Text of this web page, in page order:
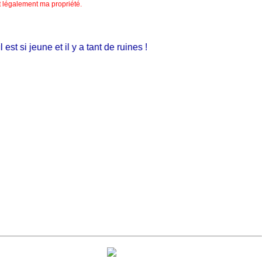
ma propriété.
si jeune et il y a tant de ruines !